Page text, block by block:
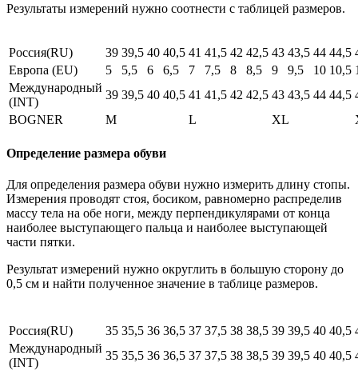
Результаты измерений нужно соотнести с таблицей размеров.
Россия(RU) 39 39,5 40 40,5 41 41,5 42 42,5 43 43,5 44 44,5
Европа (EU)
5 5,5 6 6,5 7 7,5 8 8,5 9 9,5 10 10,5
Международный
(INT)
39 39,5 40 40,5 41 41,5 42 42,5 43 43,5 44 44,5
BOGNER
M L XL
Определение размера обуви
Для определения размера обуви нужно измерить длину стопы.
Измерения проводят стоя, босиком, равномерно распределив
массу тела на обе ноги, между перпендикулярами от конца
наиболее выступающего пальца и наиболее выступающей
части пятки.
Результат измерений нужно округлить в большую сторону до
0,5 см и найти полученное значение в таблице размеров.
Россия(RU) 35 35,5 36 36,5 37 37,5 38 38,5 39 39,5 40 40,5
Международный
(INT)
35 35,5 36 36,5 37 37,5 38 38,5 39 39,5 40 40,5